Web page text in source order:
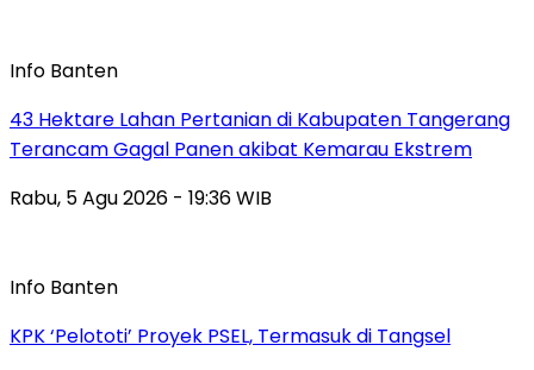
Info Banten
43 Hektare Lahan Pertanian di Kabupaten Tangerang
Terancam Gagal Panen akibat Kemarau Ekstrem
Rabu, 5 Agu 2026 - 19:36 WIB
Info Banten
KPK ‘Pelototi’ Proyek PSEL, Termasuk di Tangsel